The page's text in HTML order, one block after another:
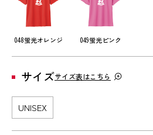
048蛍光オレンジ 049蛍光ピンク
サイズサイズ表はこちら
UNISEX